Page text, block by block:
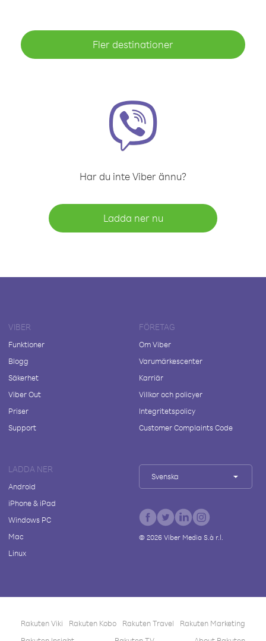
Fler destinationer
Har du inte Viber ännu?
Ladda ner nu
VIBER
Funktioner
Blogg
Säkerhet
Viber Out
Priser
Support
FÖRETAG
Om Viber
Varumärkescenter
Karriär
Villkor och policyer
Integritetspolicy
Customer Complaints Code
LADDA NER
Android
iPhone & iPad
Windows PC
Mac
Linux
Svenska
© 2026Viber Media S.à r.l.
Rakuten Viki Rakuten Kobo Rakuten Travel
Rakuten Marketing